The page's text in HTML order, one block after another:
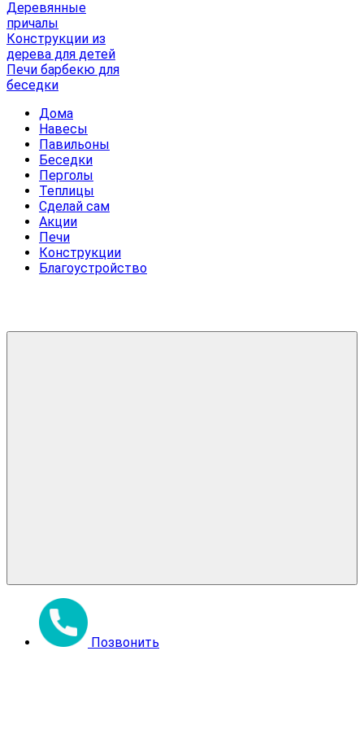
Деревянные
причалы
Конструкции из
дерева для детей
Печи барбекю для
беседки
Дома
Навесы
Павильоны
Беседки
Перголы
Теплицы
Сделай сам
Акции
Печи
Конструкции
Благоустройство
Позвонить